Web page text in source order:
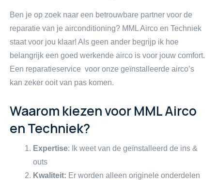
Ben je op zoek naar een betrouwbare partner voor de
reparatie van je airconditioning? MML Airco en Techniek
staat voor jou klaar! Als geen ander begrijp ik hoe
belangrijk een goed werkende airco is voor jouw comfort.
Een reparatieservice voor onze geïnstalleerde airco’s
kan zeker ooit van pas komen.
Waarom kiezen voor MML Airco
en Techniek?
Expertise: Ik weet van de geïnstalleerd de ins &
outs
Kwaliteit: Er worden alleen originele onderdelen